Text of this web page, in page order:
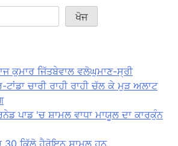
ਖੋਜ
ਕੁਮਾਰ ਜਿੱਤਬੇਵਾਲ ਵਲੋਘੁਮਾਣ-ਸ੍ਰੀ
ਚਾਰੀ ਰਾਹੀ ਰਾਹੀ ਚੱਲ ਕੇ ਮੁੜ ਅਲਾਟ
ਪਾਡ 'ਚ ਸ਼ਾਮਲ ਵਾਧਾ ਮਾਯੂਲ ਦਾ ਕਾਰਕੁੰਨ
30 ਕਿੱਲੋ ਹੈਰੋਇਨ ਸ਼ਾਮਲ ਹਨ